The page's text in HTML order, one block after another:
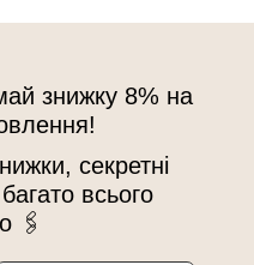
знижку 8% на
секретні
всього
🖇